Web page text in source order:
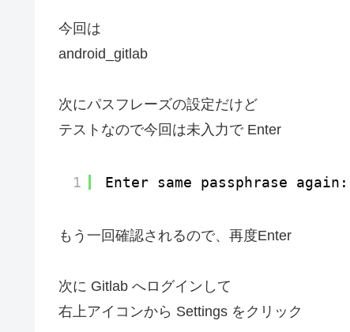
今回は
android_gitlab
次にパスフレーズの設定だけど
テストなので今回は未入力で Enter
1 Enter same passphrase again:
もう一回確認されるので、再度Enter
次に Gitlab へログインして
右上アイコンから Settings をクリック